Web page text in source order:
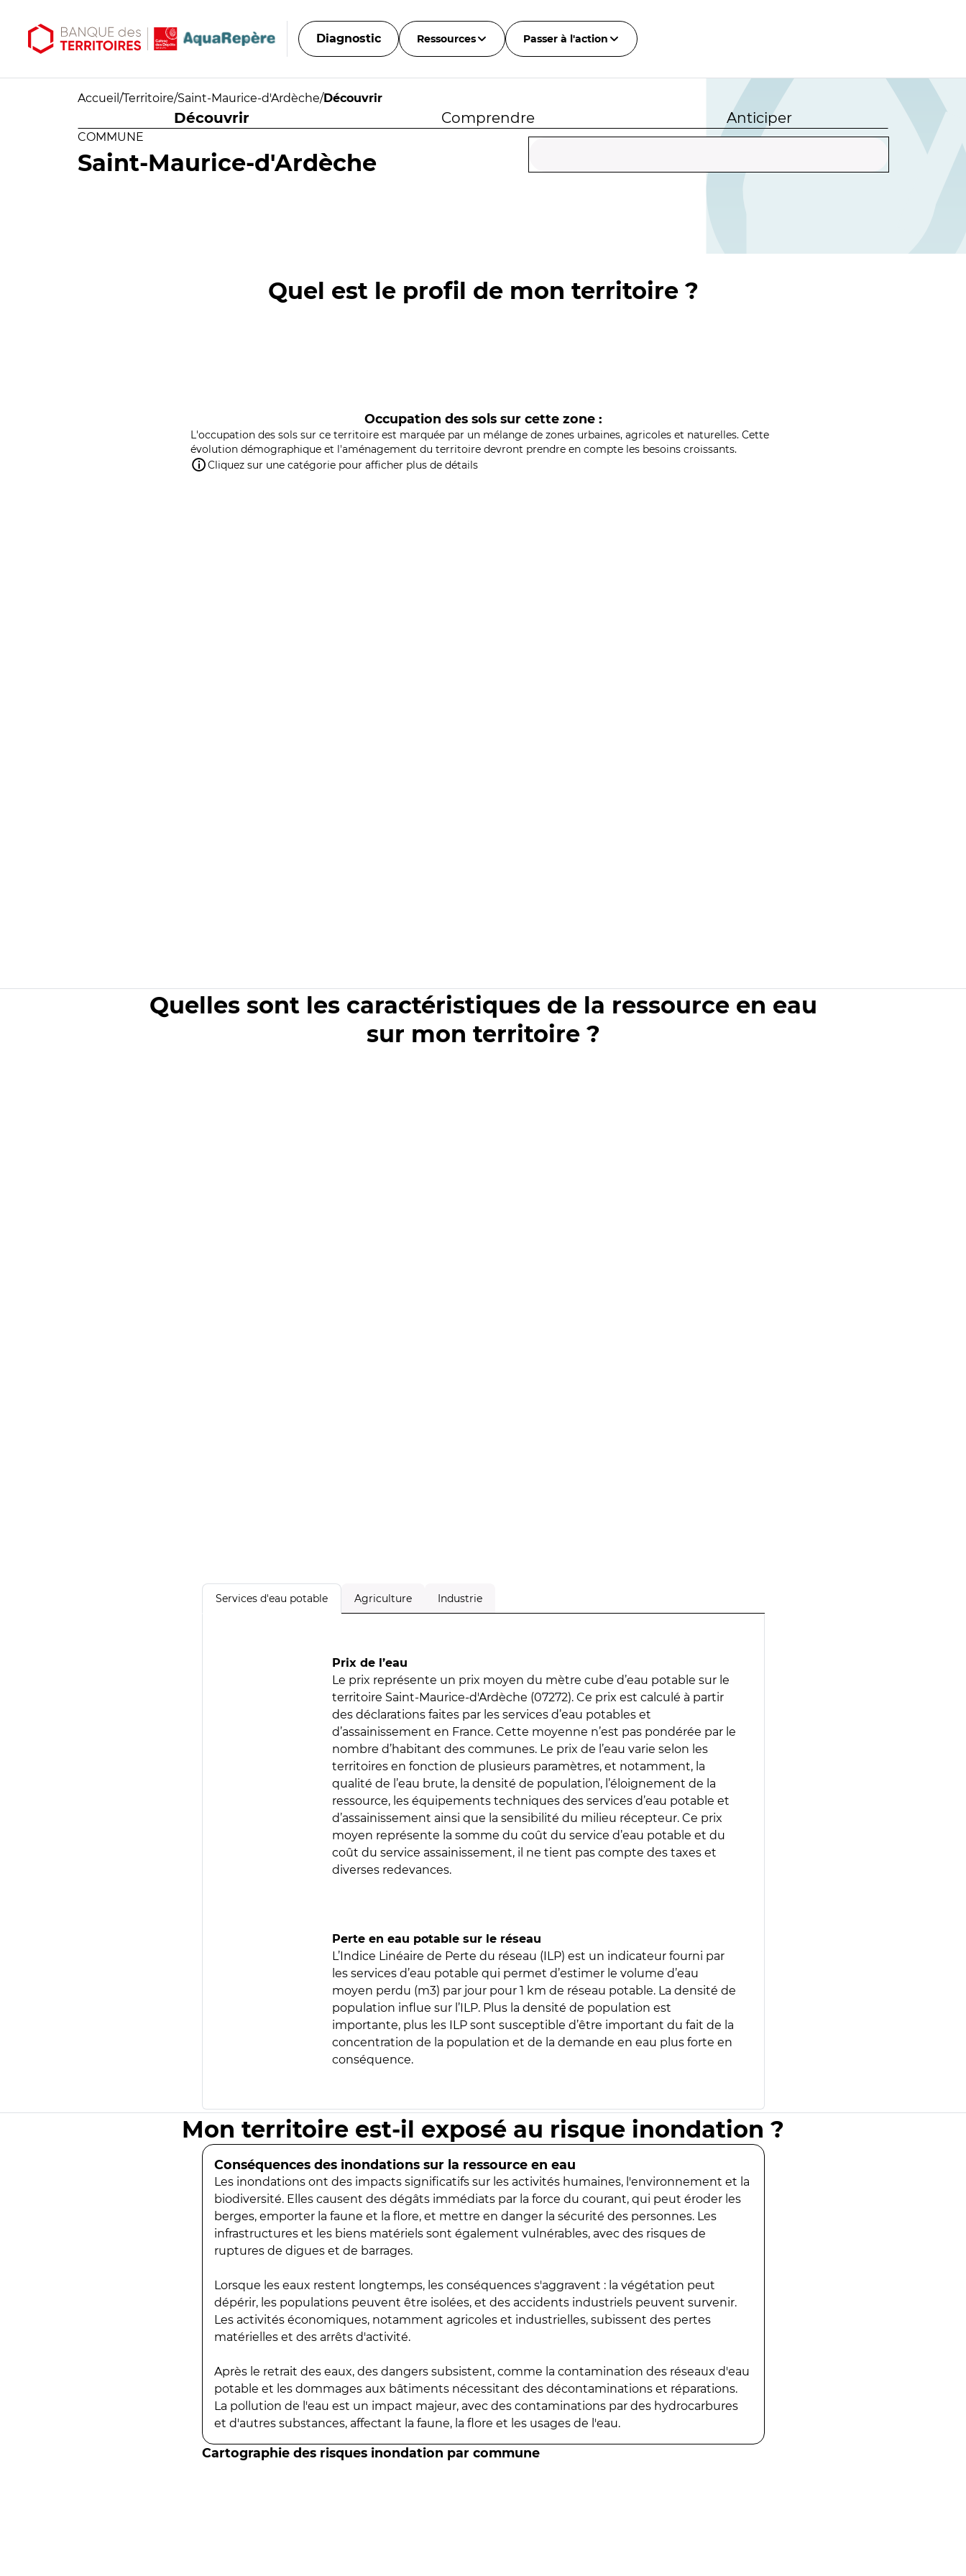
Diagnostic Ressources Passer à l'action
Accueil /Territoire/Saint-Maurice-d'Ardèche/Découvrir
Découvrir Comprendre Anticiper
COMMUNE
Saint-Maurice-d'Ardèche
Quel est le profil de mon territoire ?
Occupation des sols sur cette zone :
L'occupation des sols sur ce territoire est marquée par un mélange de zones urbaines, agricoles et naturelles. Cette
évolution démographique et l'aménagement du territoire devront prendre en compte les besoins croissants.
Cliquez sur une catégorie pour afficher plus de détails
Quelles sont les caractéristiques de la ressource en eau
sur mon territoire ?
Services d'eau potable Agriculture Industrie
Prix de l’eau
Le prix représente un prix moyen du mètre cube d’eau potable sur le
territoire Saint-Maurice-d'Ardèche (07272). Ce prix est calculé à partir
des déclarations faites par les services d’eau potables et
d’assainissement en France. Cette moyenne n’est pas pondérée par le
nombre d’habitant des communes. Le prix de l’eau varie selon les
territoires en fonction de plusieurs paramètres, et notamment, la
qualité de l’eau brute, la densité de population, l’éloignement de la
ressource, les équipements techniques des services d’eau potable et
d’assainissement ainsi que la sensibilité du milieu récepteur. Ce prix
moyen représente la somme du coût du service d’eau potable et du
coût du service assainissement, il ne tient pas compte des taxes et
diverses redevances.
Perte en eau potable sur le réseau
L’Indice Linéaire de Perte du réseau (ILP) est un indicateur fourni par
les services d’eau potable qui permet d’estimer le volume d’eau
moyen perdu (m3) par jour pour 1 km de réseau potable. La densité de
population influe sur l’ILP. Plus la densité de population est
importante, plus les ILP sont susceptible d’être important du fait de la
concentration de la population et de la demande en eau plus forte en
conséquence.
Mon territoire est-il exposé au risque inondation ?
Conséquences des inondations sur la ressource en eau
Les inondations ont des impacts significatifs sur les activités humaines, l'environnement et la
biodiversité. Elles causent des dégâts immédiats par la force du courant, qui peut éroder les
berges, emporter la faune et la flore, et mettre en danger la sécurité des personnes. Les
infrastructures et les biens matériels sont également vulnérables, avec des risques de
ruptures de digues et de barrages.
Lorsque les eaux restent longtemps, les conséquences s'aggravent : la végétation peut
dépérir, les populations peuvent être isolées, et des accidents industriels peuvent survenir.
Les activités économiques, notamment agricoles et industrielles, subissent des pertes
matérielles et des arrêts d'activité.
Après le retrait des eaux, des dangers subsistent, comme la contamination des réseaux d'eau
potable et les dommages aux bâtiments nécessitant des décontaminations et réparations.
La pollution de l'eau est un impact majeur, avec des contaminations par des hydrocarbures
et d'autres substances, affectant la faune, la flore et les usages de l'eau.
Cartographie des risques inondation par commune